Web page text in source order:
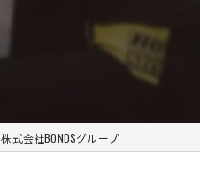
株式会社BONDSグループ